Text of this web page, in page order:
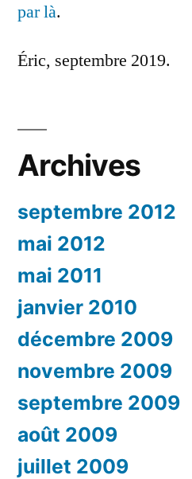
par là.
Éric, septembre 2019.
Archives
septembre 2012
mai 2012
mai 2011
janvier 2010
décembre 2009
novembre 2009
septembre 2009
août 2009
juillet 2009